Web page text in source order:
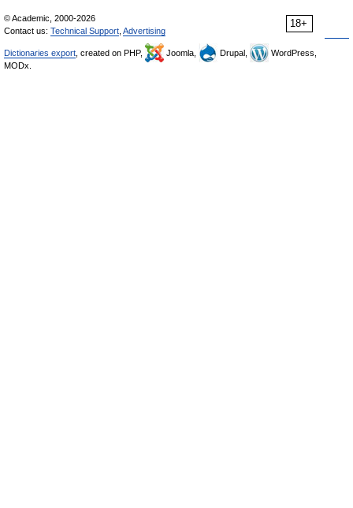
18+
© Academic, 2000-2026
Contact us: Technical Support Advertising
Dictionaries export , created on PHP, Joomla, Drupal,
WordPress,
MODx.